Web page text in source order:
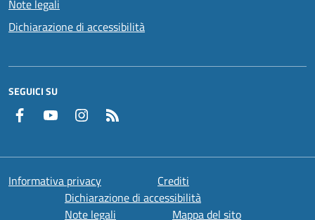
Note legali
Dichiarazione di accessibilità
SEGUICI SU
Facebook YouTube Instagram
Informativa privacy
Crediti
Dichiarazione di accessibilità
Note legali
Mappa del sito